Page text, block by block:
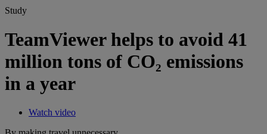
Study
TeamViewer helps to avoid 41
million tons of CO₂ emissions
in a year
Watch video